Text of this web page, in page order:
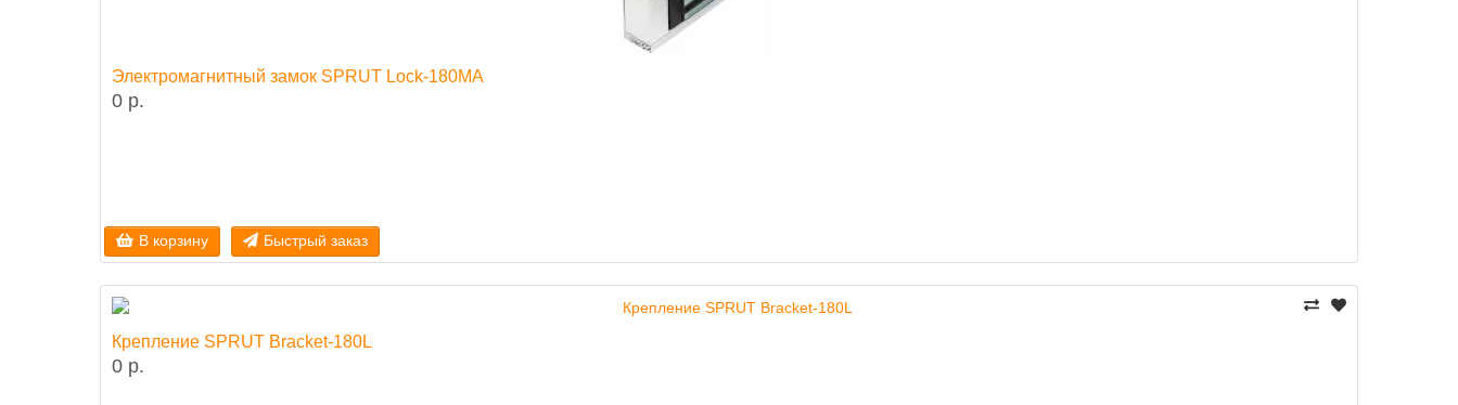
Электромагнитный замок SPRUT Lock-180MA
0 р.
В корзину Быстрый заказ
Крепление SPRUT Bracket-180L
0 р.